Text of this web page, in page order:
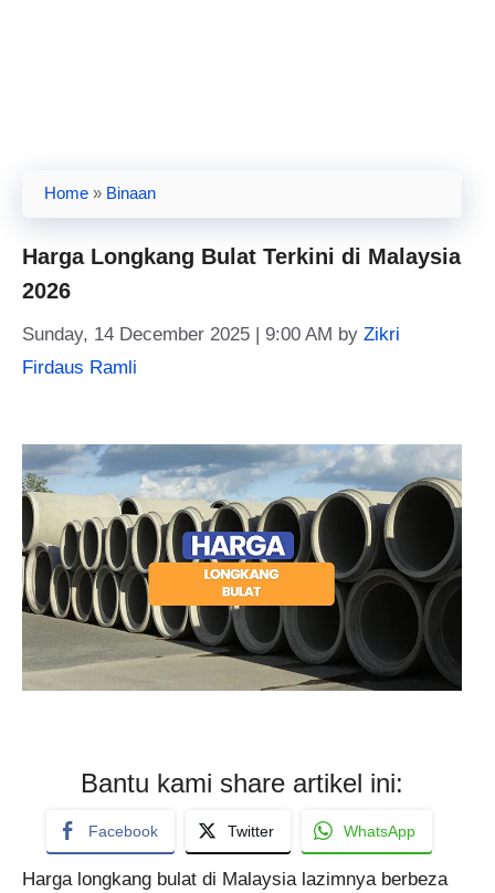
Home » Binaan
Harga Longkang Bulat Terkini di Malaysia
2026
Sunday, 14 December 2025 | 9:00 AM by Zikri
Firdaus Ramli
Bantu kami share artikel ini:
Facebook Twitter WhatsApp
Harga longkang bulat di Malaysia lazimnya berbeza